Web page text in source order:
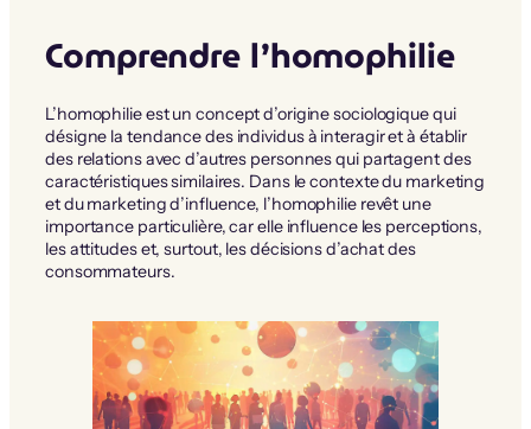
Comprendre l’homophilie
L’homophilie est un concept d’origine sociologique qui
désigne la tendance des individus à interagir et à établir
des relations avec d’autres personnes qui partagent des
caractéristiques similaires. Dans le contexte du marketing
et du marketing d’influence, l’homophilie revêt une
importance particulière, car elle influence les perceptions,
les attitudes et, surtout, les décisions d’achat des
consommateurs.